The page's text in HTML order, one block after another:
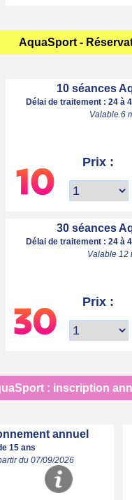
AquaSport -
10 séances
Délai de traitement : 24 à
Valable 6
Prix :
30 séances
Délai de traitement : 24 à
Valable 12
Prix :
: inscription
annuel
15 ans
du 07/09/2026